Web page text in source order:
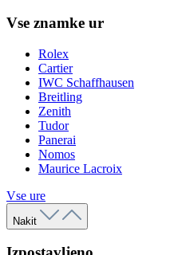
Vse znamke ur
Rolex
Cartier
IWC Schaffhausen
Breitling
Zenith
Tudor
Panerai
Nomos
Maurice Lacroix
Vse ure
Nakit